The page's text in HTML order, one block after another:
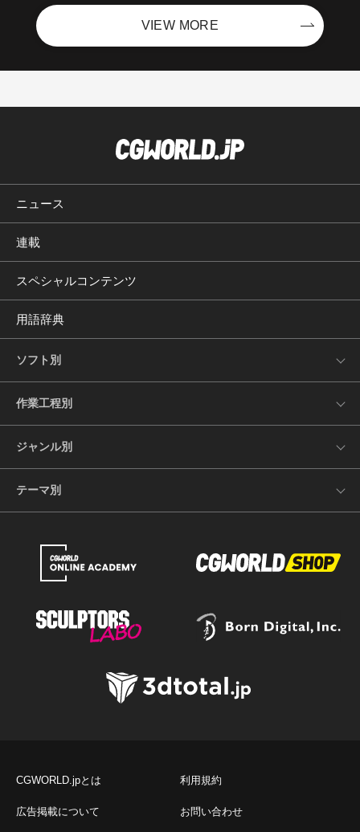
VIEW MORE
ニュース
連載
スペシャルコンテンツ
用語辞典
ソフト別
作業工程別
ジャンル別
テーマ別
CGWORLD.jpとは 利用規約
広告掲載について お問い合わせ